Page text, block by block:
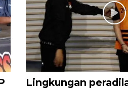
Lingkungan